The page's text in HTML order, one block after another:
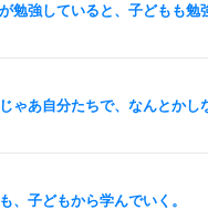
勉強していると、子どもも勉
じゃあ自分たちで、なんとかし
、子どもから学んでいく。